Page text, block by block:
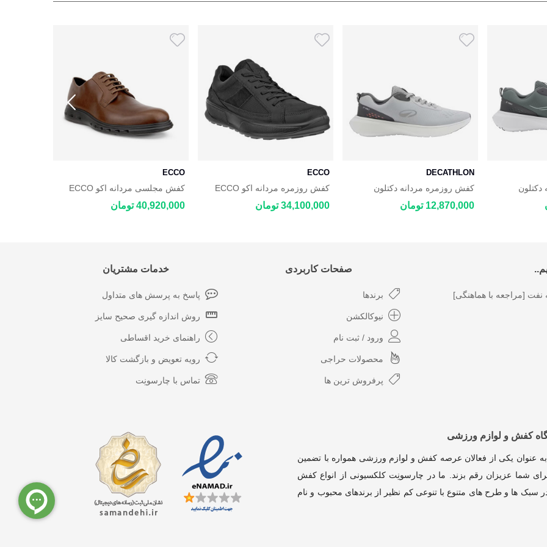
DECATHLON
کفش روزمره مردانه دکتلون
DECATHLON JOGFLOW
12,870,000 تومان
ECCO
کفش روزمره مردانه اکو ECCO
BYWAY 2.0
34,100,000 تومان
ECCO
کفش مجلسی مردانه اکو ECCO
HYBRID 720
40,920,000 تومان
[مراجعه با هماهنگی]
صفحات کاربردی
برندها
نیوکالکشن
ورود / ثبت نام
محصولات حراجی
پرفروش ترین ها
خدمات مشتریان
پاسخ به پرسش های متداول
روش اندازه گیری صحیح سایز
راهنمای خرید اقساطی
رویه تعویض و بازگشت کالا
تماس با چارسونِت
کفش و لوازم ورزشی
به عنوان یکی از فعالان عرصه کفش و لوازم ورزشی همواره با تضمین
شما عزیزان رقم بزند. ما در چارسونِت کلکسیونی از انواع کفش
ها و طرح های متنوع با تنوعی کم نظیر از برندهای محبوب و نام